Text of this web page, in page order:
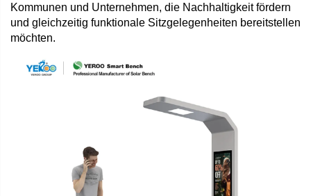
Kommunen und Unternehmen, die Nachhaltigkeit fördern
und gleichzeitig funktionale Sitzgelegenheiten bereitstellen
möchten.